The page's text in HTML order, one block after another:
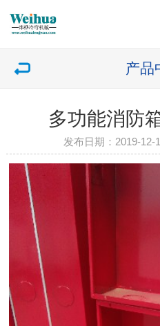
产品
多功能消防
发布日期：2019-